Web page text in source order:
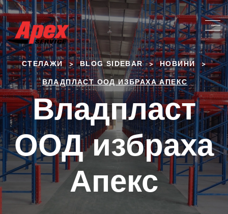
СТЕЛАЖИ > BLOG SIDEBAR > НОВИНИ >
ВЛАДПЛАСТ ООД ИЗБРАХА АПЕКС
Владпласт
ООД избраха
Апекс